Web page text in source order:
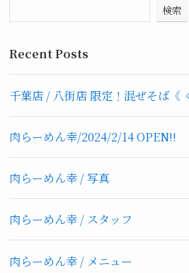
検索
Recent Posts
千葉店 / 八街店 限定！混ぜそば《
肉らーめん幸/2024/2/14 OPEN!!
肉らーめん幸 / 写真
肉らーめん幸 / スタッフ
肉らーめん幸 / メニュー